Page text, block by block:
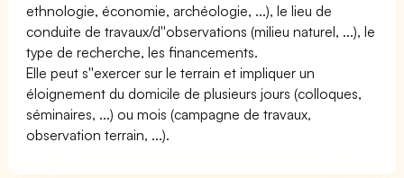
ethnologie, économie, archéologie, ...), le lieu de
conduite de travaux/d''observations (milieu naturel, ...), le
type de recherche, les financements.
Elle peut s''exercer sur le terrain et impliquer un
éloignement du domicile de plusieurs jours (colloques,
séminaires, ...) ou mois (campagne de travaux,
observation terrain, ...).